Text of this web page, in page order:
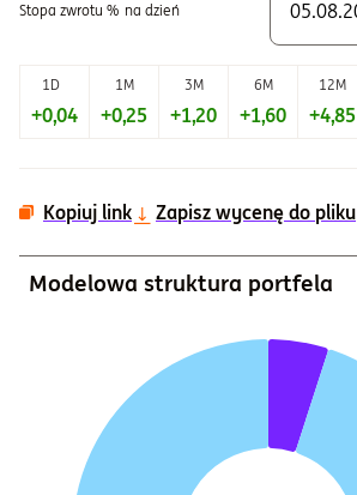
Stopa zwrotu % na dzień
1D 1M 3M 6M 12M
+0,04 +0,25 +1,20 +1,60 +4,85
Kopiuj link Zapisz wycenę do pliku
Modelowa struktura portfela